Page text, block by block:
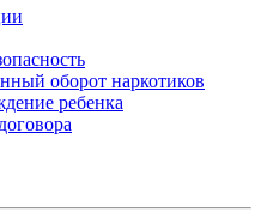
оборот наркотиков
ребенка